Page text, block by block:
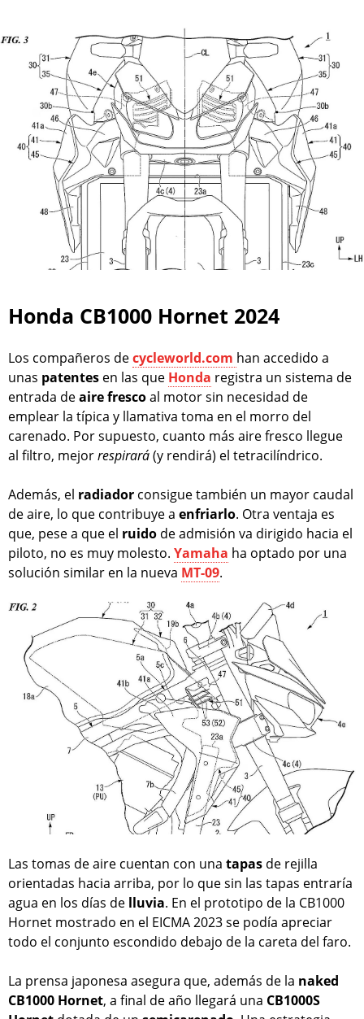
Honda CB1000 Hornet 2024
Los compañeros decycleworld.com han accedido a
unas patentes en las que Honda registra un sistema de
entrada deaire frescoal motor sin necesidad de
emplear la típica y llamativa toma en el morro del
carenado. Por supuesto, cuanto más aire fresco llegue
al filtro, mejorrespirará(y rendirá) el tetracilíndrico.
Además, el radiador consigue también un mayor caudal
de aire, lo que contribuye a enfriarlo. Otra ventaja es
que, pese a que el ruido de admisión va dirigido hacia el
piloto, no es muy molesto. Yamaha ha optado por una
solución similar en la nueva MT-09.
Las tomas de aire cuentan con una tapas de rejilla
orientadas hacia arriba, por lo que sin las tapas entraría
agua en los días de lluvia. En el prototipo de la CB1000
Hornet mostrado en el EICMA 2023 se podía apreciar
todo el conjunto escondido debajo de la careta del faro.
La prensa japonesa asegura que, además de la naked
CB1000 Hornet, a final de año llegará una CB1000S